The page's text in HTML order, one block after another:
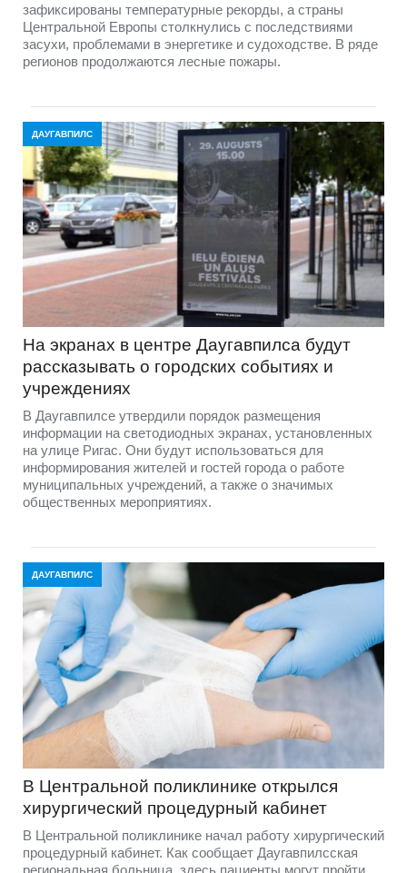
зафиксированы температурные рекорды, а страны
Центральной Европы столкнулись с последствиями
засухи, проблемами в энергетике и судоходстве. В ряде
регионов продолжаются лесные пожары.
ДАУГАВПИЛС
На экранах в центре Даугавпилса будут
рассказывать о городских событиях и
учреждениях
В Даугавпилсе утвердили порядок размещения
информации на светодиодных экранах, установленных
на улице Ригас. Они будут использоваться для
информирования жителей и гостей города о работе
муниципальных учреждений, а также о значимых
общественных мероприятиях.
ДАУГАВПИЛС
В Центральной поликлинике открылся
хирургический процедурный кабинет
В Центральной поликлинике начал работу хирургический
процедурный кабинет. Как сообщает Даугавпилсская
региональная больница, здесь пациенты могут пройти